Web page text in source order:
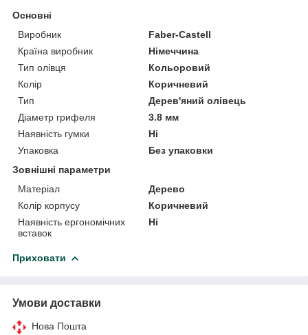
Основні
Виробник
Faber-Castell
Країна виробник
Німеччина
Тип олівця
Кольоровий
Колір
Коричневий
Тип
Дерев'яний олівець
Діаметр грифеля
3.8 мм
Наявність гумки
Ні
Упаковка
Без упаковки
Зовнішні параметри
Матеріал
Дерево
Колір корпусу
Коричневий
Наявність ергономічних
вставок
Ні
Приховати
Умови доставки
Нова Пошта